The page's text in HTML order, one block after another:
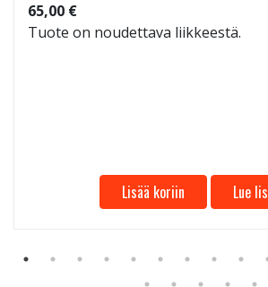
65,00 €
Tuote on noudettava liikkeestä.
Lisää koriin Lue